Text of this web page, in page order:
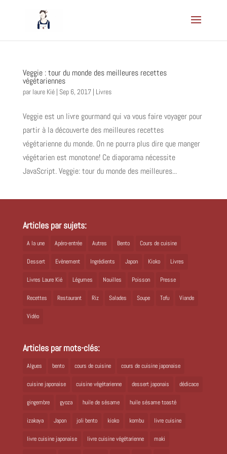
Veggie : tour du monde des meilleures recettes
végétariennes
par laure Kié| Sep 6, 2017| Livres
Veggie est un livre gourmand qui va vous faire voyager pour
partir à la découverte des meilleures recettes
végétarienne du monde. On ne pourra plus dire que manger
végétarien est monotone! Ce diaporama nécessite
JavaScript. Veggie: tour du monde des meilleures...
Articles par sujets:
A la une Apéro-entrée Autres Bento Cours de cuisine
Dessert Evènement Ingrédients Japon Kioko Livres
Livres Laure Kié Légumes Nouilles Poisson Presse
Recettes Restaurant Riz Salades Soupe Tofu Viande
Vidéo
Articles par mots-clés:
Algues bento cours de cuisine cours de cuisine japonaise
cuisine japonaise cuisine végétarienne dessert japonais dédicace
gingembre gyoza huile de sésame huile sésame toasté
izakaya Japon joli bento kioko kombu livre cuisine
livre cuisine japonaise livre cuisine végétarienne maki